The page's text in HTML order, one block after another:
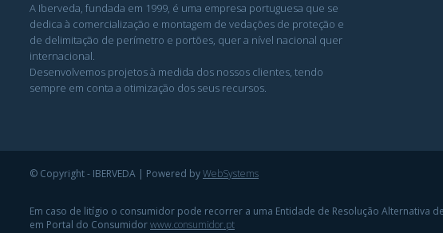
A Iberveda, fundada em 1999, é uma empresa portuguesa que se
dedica à comercialização e montagem de vedações de proteção e
de delimitação de perímetro e portões, quer a nível nacional quer
internacional.
Desenvolvemos projetos à medida dos nossos clientes, tendo
sempre em conta a otimização dos seus recursos.
© Copyright - IBERVEDA | Powered byWebSystems
Em caso de litígio o consumidor pode recorrer a uma Entidade de Resolução Alternativa
em Portal do Consumidorwww.consumidor.pt